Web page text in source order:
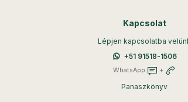
Kapcsolat
Lépjen kapcsolatba
+51 91518-1506
WhatsApp +
Panaszkönyv